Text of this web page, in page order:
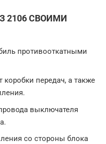
2106 СВОИМИ
противооткатными
коробки передач, а также
выключателя
со стороны блока